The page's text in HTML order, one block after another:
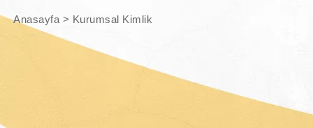
Anasayfa > Kurumsal Kimlik